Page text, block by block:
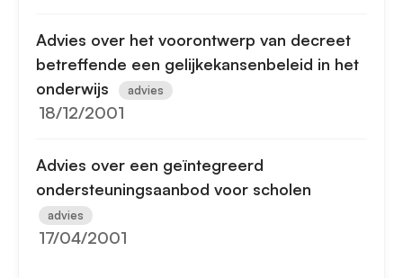
Advies over het voorontwerp van decreet
betreffende een gelijkekansenbeleid in het
onderwijs
advies
18/12/2001
Advies over een geïntegreerd
ondersteuningsaanbod voor scholen
advies
17/04/2001